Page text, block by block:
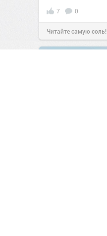
7 0
Читайте самую соль!